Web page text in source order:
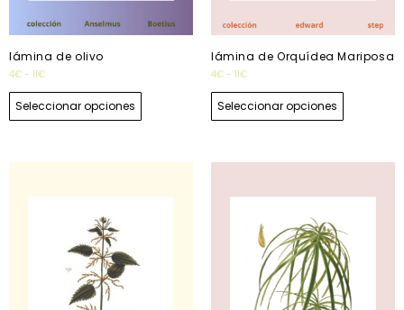
lámina de olivo
4€ - 11€
Seleccionar opciones
lámina de Orquídea Mariposa
4€ - 11€
Seleccionar opciones